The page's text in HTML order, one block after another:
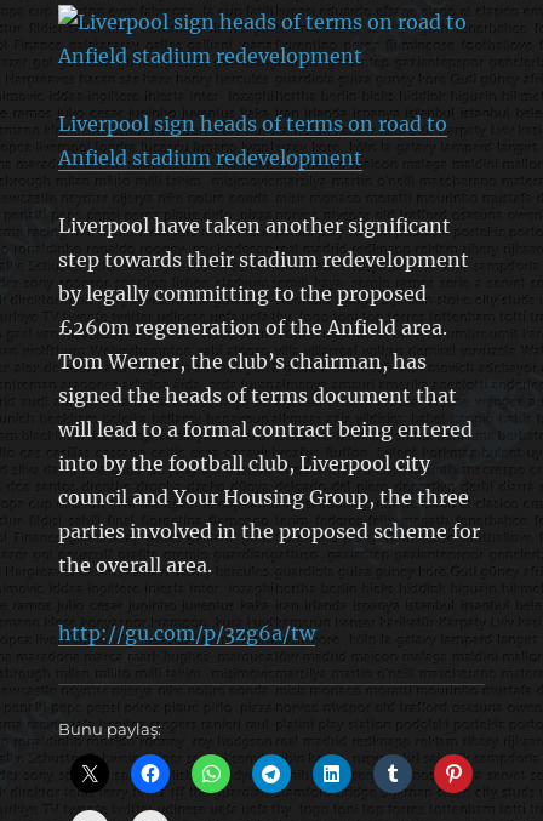
Liverpool sign heads of terms on road to
Anfield stadium redevelopment
Liverpool have taken another significant
step towards their stadium redevelopment
by legally committing to the proposed
£260m regeneration of the Anfield area.
Tom Werner, the club’s chairman, has
signed the heads of terms document that
will lead to a formal contract being entered
into by the football club, Liverpool city
council and Your Housing Group, the three
parties involved in the proposed scheme for
the overall area.
http://gu.com/p/3zg6a/tw
Bunu paylaş: